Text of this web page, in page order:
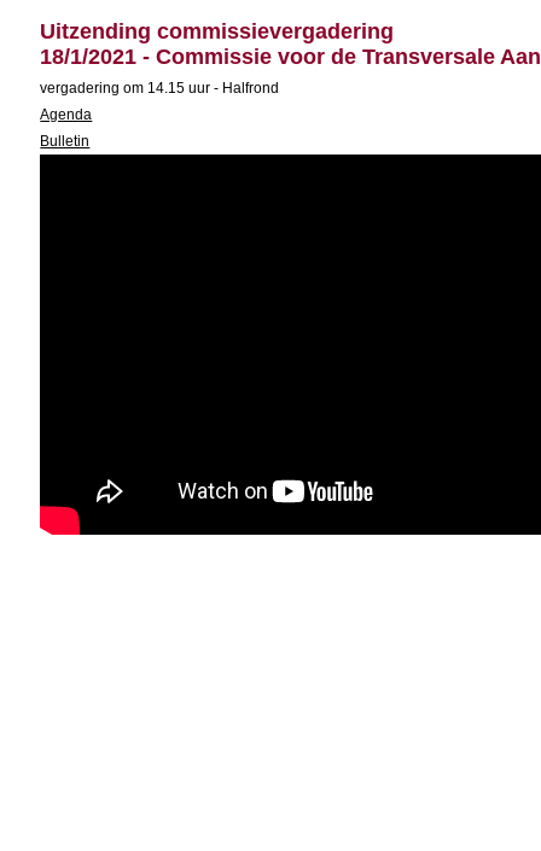
Uitzending commissievergadering
18/1/2021 - Commissie voor de Transversale
vergadering om 14.15 uur - Halfrond
Agenda
Bulletin